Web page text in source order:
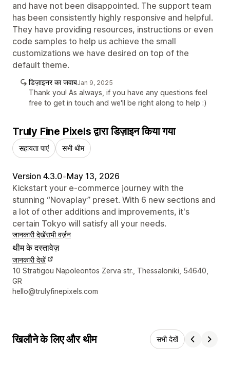
and have not been disappointed. The support team
has been consistently highly responsive and helpful.
They have providing resources, instructions or even
code samples to help us achieve the small
customizations we have desired on top of the
default theme.
डिज़ाइनर का जवाबJan 9, 2025
Thank you! As always, if you have any questions feel
free to get in touch and we'll be right along to help :)
Truly Fine Pixels द्वारा डिज़ाइन किया गया
सहायता पाएं सभी थीम
Version 4.3.0•May 13, 2026
Kickstart your e-commerce journey with the
stunning “Novaplay” preset. With 6 new sections and
a lot of other additions and improvements, it's
certain Tokyo will satisfy all your needs.
जानकारी देखेंसभी वर्ज़न
थीम के दस्तावेज़
जानकारी देखें
डिज़ाइनर के संपर्क की जानकारी
10 Stratigou Napoleontos Zerva str., Thessaloniki, 54640,
GR
hello@trulyfinepixels.com
खिलौने के लिए और थीम सभी देखें